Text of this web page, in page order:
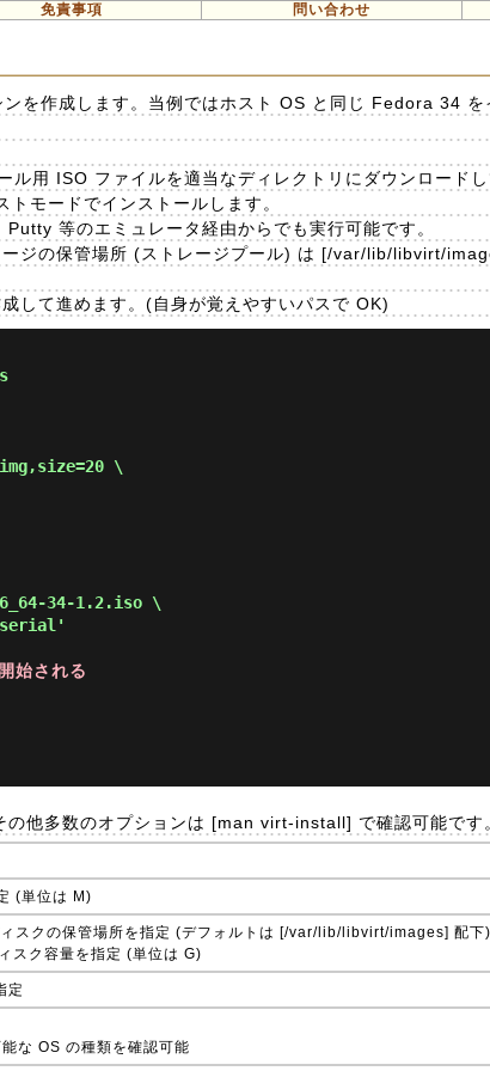
免責事項
問い合わせ
を作成します。当例ではホスト OS と同じ Fedora 34 を
用 ISO ファイルを適当なディレクトリにダウンロード
モードでインストールします。
等のエミュレータ経由からでも実行可能です。
ージの保管場所 (ストレージプール) は [/var/lib/libvirt/
して進めます。(自身が覚えやすいパスで OK)
\
34-1.2.iso \
serial'
始される
の他多数のオプションは [man virt-install] で確認可能です
(単位は M)
スクの保管場所を指定 (デフォルトは [/var/lib/libvirt/images] 配下)
スク容量を指定 (単位は G)
定
な OS の種類を確認可能